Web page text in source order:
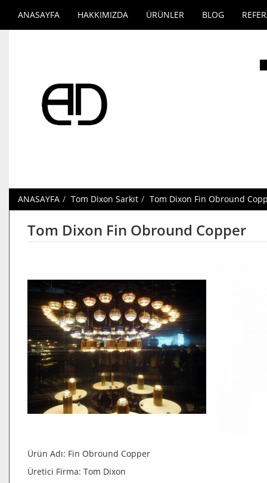
ANASAYFA HAKKIMIZDA ÜRÜNLER BLOG
ANASAYFA Tom Dixon Sarkıt Tom Dixon Fin Obround
Tom Dixon Fin Obround Copper
Ürün Adı: Fin Obround Copper
Üretici Firma: Tom Dixon